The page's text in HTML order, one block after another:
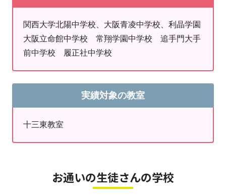
関西大学北陽中学校、大阪青凌中学校、利晶学園
大阪立命館中学校 常翔学園中学校 追手門大手
前中学校 履正社中学校
実績対象の教室
十三東教室
お通いの生徒さんの学校